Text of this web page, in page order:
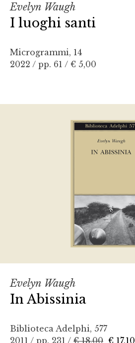
Evelyn Waugh
I luoghi santi
Microgrammi, 14
2022 / pp. 61 / € 5,00
Evelyn Waugh
In Abissinia
Biblioteca Adelphi, 577
2011 / pp. 231 / € 18,00 € 17,10